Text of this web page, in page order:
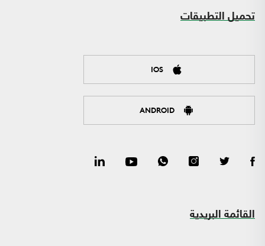
تحميل التطبيقات
IOS
ANDROID
القائمة البريدية